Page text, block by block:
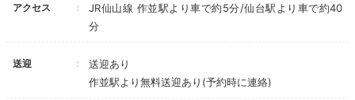
rio__43
が見えて、大自然を感じながらゆったりと過ごせまし
アクセス
JR仙山線 作並駅より車で約5分/仙台駅より車で約40
分
送迎
送迎あり
作並駅より無料送迎あり(予約時に連絡)